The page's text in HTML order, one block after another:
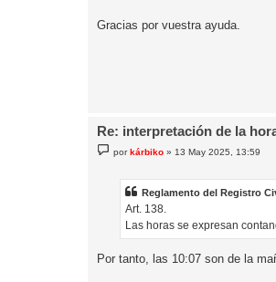
Gracias por vuestra ayuda.
Re: interpretación de la
e
porkárbiko » 13 May 2025, 13:59
Reglamento del Registro
Art. 138.
Las horas se expresan
Por tanto, las 10:07 son de la